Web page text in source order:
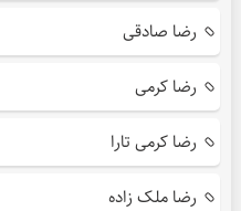
رضا صادقی
رضا کرمی
رضا کرمی تارا
رضا ملک زاده